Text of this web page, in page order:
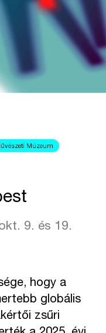
Múzeum
9. és 19.
hogy a
globális
zsűri